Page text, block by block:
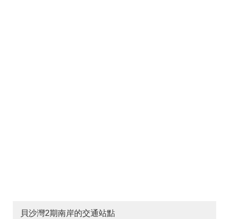
貝沙灣2期南岸的交通站點